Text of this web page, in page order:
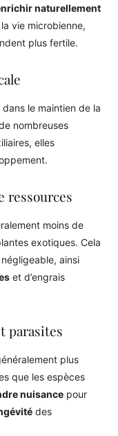
naturellement
vie microbienne,
plus fertile.
le maintien de la
nombreuses
elles
ressources
moins de
exotiques. Cela
négligeable, ainsi
et d’engrais
parasites
plus
que les espèces
nuisance pour
des